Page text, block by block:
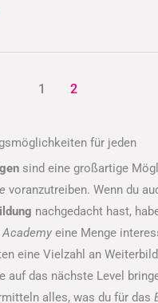
1 2
für jeden
sind eine großartige
voranzutreiben. Wenn du
nachgedacht hast,
eine Menge
eine Vielzahl an
auf das nächste Level
alles, was du für das